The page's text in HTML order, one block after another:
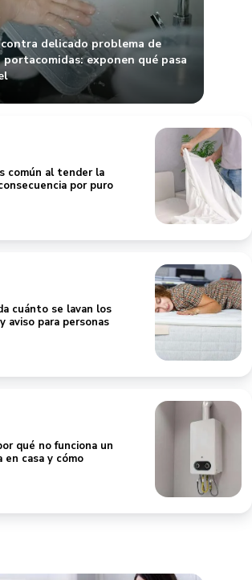
delicado problema de
portacomidas: exponen qué pasa
común al tender la
por puro
cuánto se lavan los
aviso para personas
qué no funciona un
casa y cómo